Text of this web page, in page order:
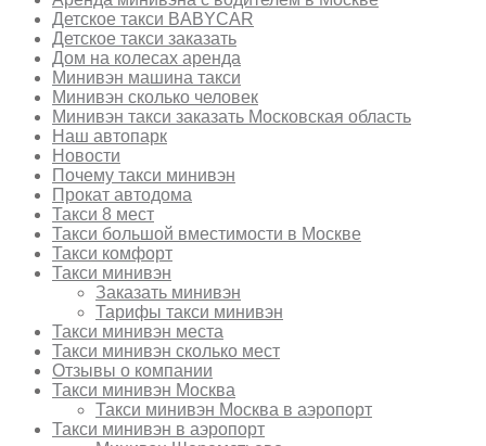
Детское такси BABYCAR
Детское такси заказать
Дом на колесах аренда
Минивэн машина такси
Минивэн сколько человек
Минивэн такси заказать Московская область
Наш автопарк
Новости
Почему такси минивэн
Прокат автодома
Такси 8 мест
Такси большой вместимости в Москве
Такси комфорт
Такси минивэн
Заказать минивэн
Тарифы такси минивэн
Такси минивэн места
Такси минивэн сколько мест
Отзывы о компании
Такси минивэн Москва
Такси минивэн Москва в аэропорт
Такси минивэн в аэропорт